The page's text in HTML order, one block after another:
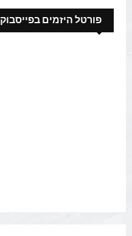
פורטל היזמים בפייסבוק